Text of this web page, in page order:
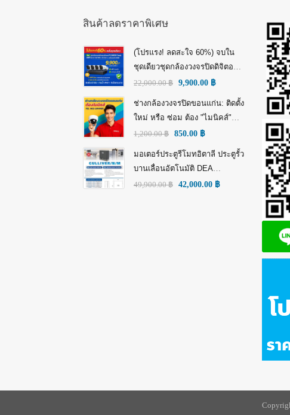
สินค้าลดราคาพิเศษ
(โปรแรง! ลดสะใจ 60%) จบใน
ชุดเดียวชุดกล้องวงจรปิดดิจิตอล
IP Tiandy 4MP (คมชัดกว่า Full
22,000.00฿ 9,900.00 ฿
ช่างกล้องวงจรปิดขอนแก่น: ติดตั้ง
ใหม่ หรือ ซ่อม ต้อง "ไมนิคส์"
(MINICS)
1,200.00฿ 850.00 ฿
มอเตอร์ประตูรีโมทอิตาลี ประตูรั้ว
บานเลื่อนอัตโนมัติ DEA
GULLIVER/N/M: พลัง อิตาลี เพื่อ
49,900.00฿ 42,000.00 ฿